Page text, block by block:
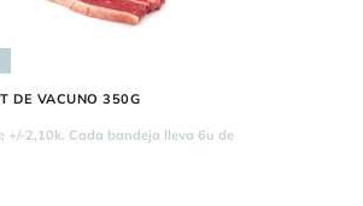
DE VACUNO 350G
+/-2,10k. Cada bandeja lleva 6u de